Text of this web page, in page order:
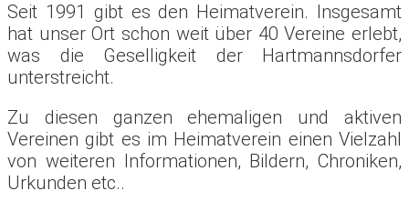
Seit 1991 gibt es den Heimatverein. Insgesamt
hat unser Ort schon weit über 40 Vereine erlebt,
was die Geselligkeit der Hartmannsdorfer
unterstreicht.
Zu diesen ganzen ehemaligen und aktiven
Vereinen gibt es im Heimatverein einen Vielzahl
von weiteren Informationen, Bildern, Chroniken,
Urkunden etc..